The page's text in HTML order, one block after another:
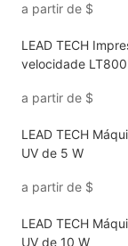
a partir de $
LEAD TECH
velocidade
a partir de $
LEAD TECH
UV de 5 W
a partir de $
LEAD TECH
UV de 10 W